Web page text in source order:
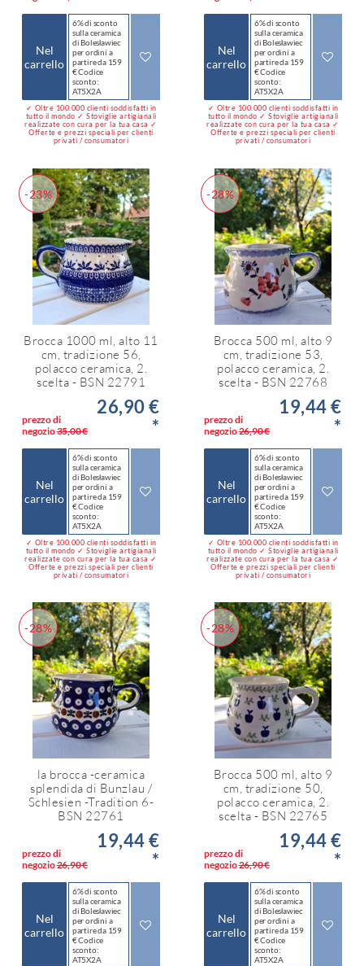
Nel
carrello
6% di sconto
sulla ceramica
di Bolesławiec
per ordini a
partire da 159
€ Codice
sconto:
AT5X2A
✓ Oltre 100.000 clienti soddisfatti in
tutto il mondo ✓ Stoviglie artigianali
realizzate con cura per la tua casa ✓
Offerte e prezzi speciali per clienti
privati / consumatori
Nel
carrello
6% di sconto
sulla ceramica
di Bolesławiec
per ordini a
partire da 159
€ Codice
sconto:
AT5X2A
✓ Oltre 100.000 clienti soddisfatti in
tutto il mondo ✓ Stoviglie artigianali
realizzate con cura per la tua casa ✓
Offerte e prezzi speciali per clienti
privati / consumatori
-23%
Brocca 1000 ml, alto 11
cm, tradizione 56,
polacco ceramica, 2.
scelta - BSN 22791
prezzo di
negozio35,00 €
26,90 €
*
Nel
carrello
6% di sconto
sulla ceramica
di Bolesławiec
per ordini a
partire da 159
€ Codice
sconto:
AT5X2A
✓ Oltre 100.000 clienti soddisfatti in
tutto il mondo ✓ Stoviglie artigianali
realizzate con cura per la tua casa ✓
Offerte e prezzi speciali per clienti
privati / consumatori
-28%
Brocca 500 ml, alto 9
cm, tradizione 53,
polacco ceramica, 2.
scelta - BSN 22768
prezzo di
negozio26,90 €
19,44 €
*
Nel
carrello
6% di sconto
sulla ceramica
di Bolesławiec
per ordini a
partire da 159
€ Codice
sconto:
AT5X2A
✓ Oltre 100.000 clienti soddisfatti in
tutto il mondo ✓ Stoviglie artigianali
realizzate con cura per la tua casa ✓
Offerte e prezzi speciali per clienti
privati / consumatori
-28%
la brocca -ceramica
splendida di Bunzlau /
Schlesien -Tradition 6-
BSN 22761
prezzo di
negozio26,90 €
19,44 €
*
Nel
carrello
6% di sconto
sulla ceramica
di Bolesławiec
per ordini a
partire da 159
€ Codice
sconto:
AT5X2A
-28%
Brocca 500 ml, alto 9
cm, tradizione 50,
polacco ceramica, 2.
scelta - BSN 22765
prezzo di
negozio26,90 €
19,44 €
*
Nel
carrello
6% di sconto
sulla ceramica
di Bolesławiec
per ordini a
partire da 159
€ Codice
sconto:
AT5X2A